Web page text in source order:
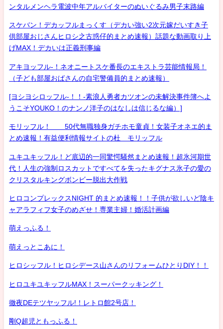
ンタルメンヘラ電波中年アルバイターのぬいぐるみ男子末路編
スケバン！デカッフルまっくす（デカい強い2次元嫁だいすき子
供部屋おじさんヒロシ之古惑仔的まとめ速報）話題な動画取り上
げMAX！デカいは正義刑事編
アキヨッフル-！ネオニートスケ番長のエキストラ芸能情報局！
（子ども部屋おばさんの自宅警備員的まとめ速報）
[ヨシヨシロッフル-！！-素浪人勇者カツオンの未解決事件簿へよ
うこそYOUKO！のナンノ洋子のはなしは信じるな編）]
モリッフル！ 50代無職独身ガチホモ童貞！女装子オネエ的ま
とめ速報！有益便利情報サイトの杜 モリッフル
ユキユキッフル！ど底辺的一同驚愕騒然まとめ速報！超氷河期世
代！人生の強制ロスカットですべてを失ったキグナス氷子の愛の
クリスタルキングボンビー脱出大作戦
ヒロコンプレックスNIGHT 的まとめ速報！！子供が欲しいど陰キ
ャアラフィフ女子のめざせ！専業主婦！婚活計画編
萌えっふる！
萌えっとこあに！
ヒロシッフル！ヒロシデース山さんのリフォームひとりDIY！！
ヒロユキユキッフルMAX！スーパークッキング！
徹夜DEテツヤッフル!！レトロ館2号店！
剛Q超児ともっふる！